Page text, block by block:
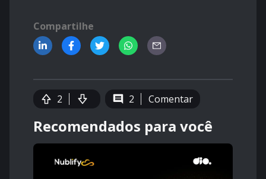
Compartilhe
2 2 Comentar
Recomendados para você